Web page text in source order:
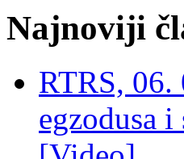
Najnoviji
RTRS,
egzodusa